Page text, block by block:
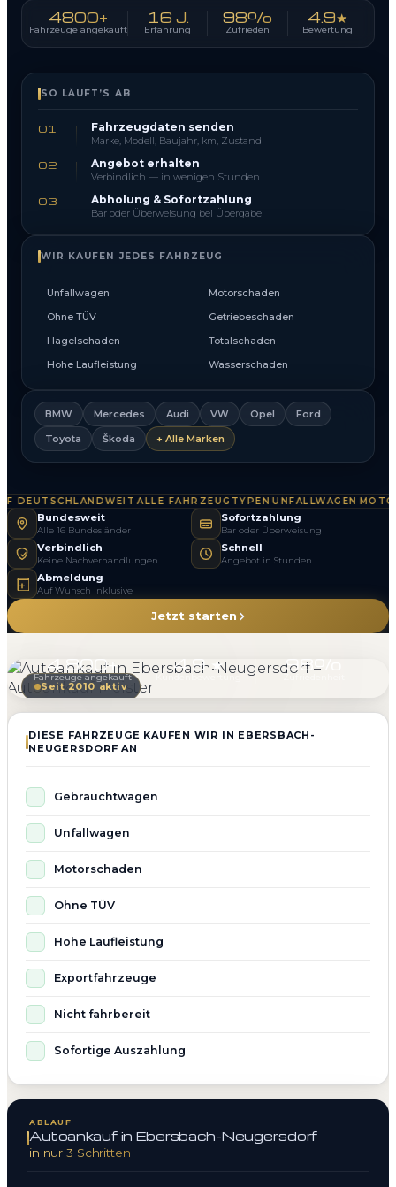
4800+
Fahrzeuge angekauft
16 J.
Erfahrung
98%
Zufrieden
4.9★
Bewertung
SO LÄUFT’S AB
01 Fahrzeugdaten senden
Marke, Modell, Baujahr, km, Zustand
02 Angebot erhalten
Verbindlich — in wenigen Stunden
03 Abholung & Sofortzahlung
Bar oder Überweisung bei Übergabe
WIR KAUFEN JEDES FAHRZEUG
Unfallwagen
Motorschaden
Ohne TÜV
Getriebeschaden
Hagelschaden
Totalschaden
Hohe Laufleistung
Wasserschaden
BMW Mercedes Audi VW Opel
Ford
Toyota
Škoda + Alle Marken
DEUTSCHLANDWEIT·ALLE FAHRZEUGTYPEN·UNFALLWAGEN·
Bundesweit
Alle 16 Bundesländer
Sofortzahlung
Bar oder Überweisung
Verbindlich
Keine Nachverhandlungen
Schnell
Angebot in Stunden
Abmeldung
Auf Wunsch inklusive
Jetzt starten
Seit 2010 aktiv
4.800+
Fahrzeuge angekauft
4.9 ★
Kundenbewertung
98%
Zufriedenheit
DIESE FAHRZEUGE KAUFEN WIR IN EBERSBACH-
NEUGERSDORF AN
Gebrauchtwagen
Unfallwagen
Motorschaden
Ohne TÜV
Hohe Laufleistung
Exportfahrzeuge
Nicht fahrbereit
Sofortige Auszahlung
ABLAUF
Autoankauf in Ebersbach-Neugersdorf
in nur 3 Schritten